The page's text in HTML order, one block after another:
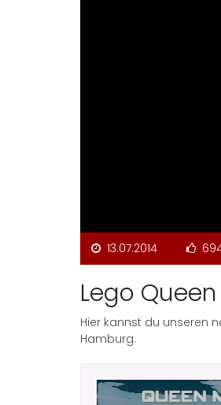
13.07.2014
Lego
Hier kannst du unseren
Hamburg.